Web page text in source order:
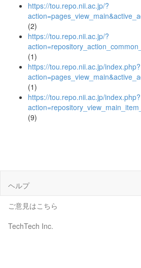
https://tou.repo.nii.ac.jp/?
(2)
https://tou.repo.nii.ac.jp/?
(1)
https://tou.repo.nii.ac.jp/index.php?
(1)
https://tou.repo.nii.ac.jp/index.php?
(9)
ヘルプ
ご意見はこちら
TechTech Inc.